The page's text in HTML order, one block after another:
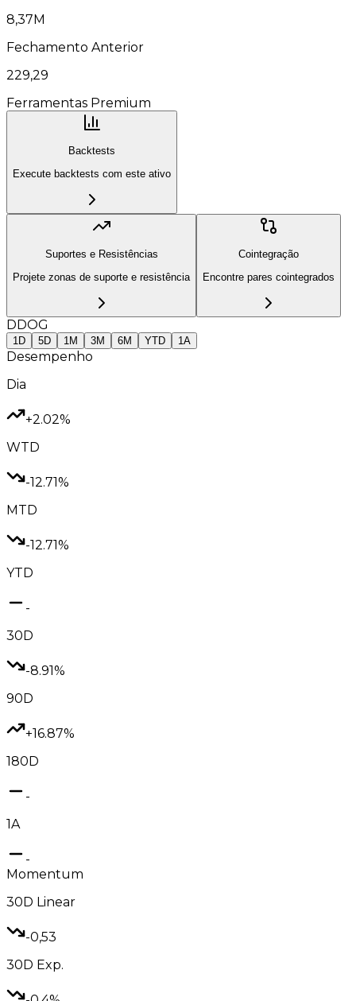
8,37M
Fechamento Anterior
229,29
Ferramentas Premium
Backtests
Execute backtests com este ativo
Suportes e Resistências
Projete zonas de suporte e resistência
Cointegração
Encontre pares cointegrados
DDOG
1D 5D 1M 3M 6M YTD 1A
Desempenho
Dia
+2.02%
WTD
-12.71%
MTD
-12.71%
YTD
-
30D
-8.91%
90D
+16.87%
180D
-
1A
-
Momentum
30D Linear
-0,53
30D Exp.